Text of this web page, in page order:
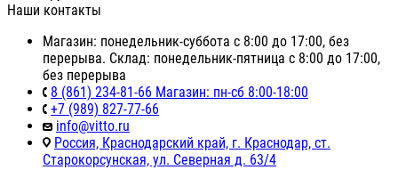
Наши контакты
Магазин: понедельник-суббота с 8:00 до 17:00, без
перерыва. Склад: понедельник-пятница с 8:00 до 17:00,
без перерыва
8 (861) 234-81-66 Магазин: пн-сб 8:00-18:00
+7 (989) 827-77-66
info@vitto.ru
Россия, Краснодарский край, г. Краснодар, ст.
Старокорсунская, ул. Северная д. 63/4